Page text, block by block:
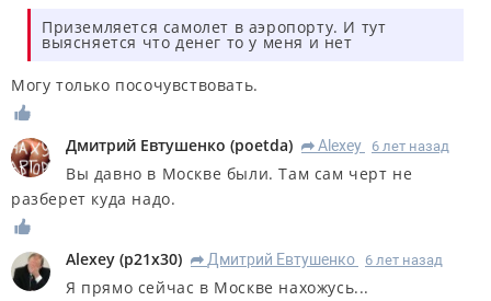
Приземляется самолет в аэропорту. И тут
выясняется что денег то у меня и нет
Могу только посочувствовать.
Дмитрий Евтушенко (poetda) R Alexey 6 лет назад
Вы давно в Москве были. Там сам черт не
разберет куда надо.
Alexey (p21x30) R Дмитрий Евтушенко 6 лет назад
Я прямо сейчас в Москве нахожусь...